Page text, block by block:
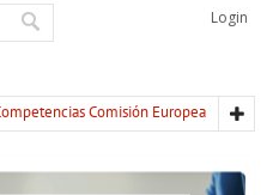
Login
Comisión Europea